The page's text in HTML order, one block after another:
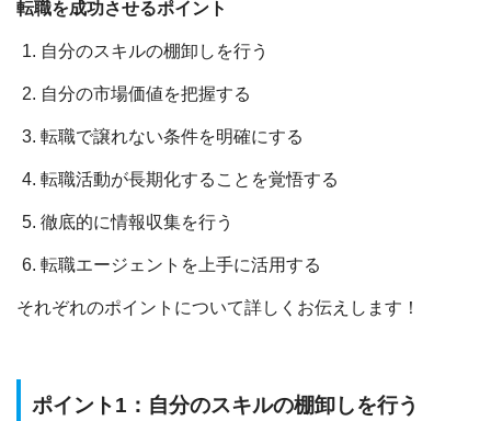
転職を成功させるポイント
自分のスキルの棚卸しを行う
自分の市場価値を把握する
転職で譲れない条件を明確にする
転職活動が長期化することを覚悟する
徹底的に情報収集を行う
転職エージェントを上手に活用する
それぞれのポイントについて詳しくお伝えします！
ポイント1：自分のスキルの棚卸しを行う